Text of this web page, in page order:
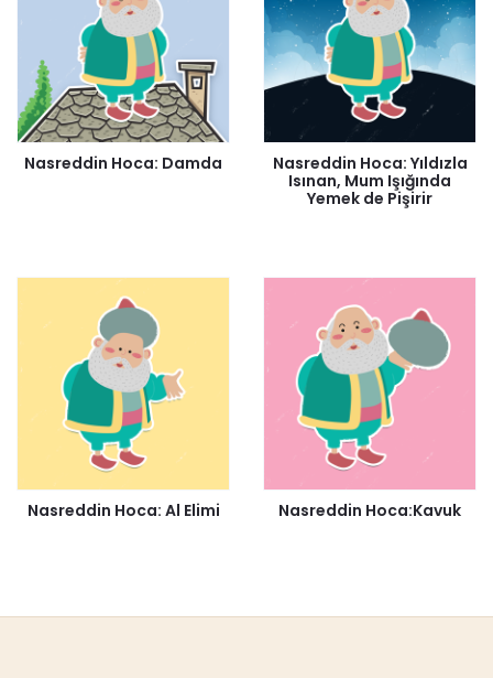
Nasreddin Hoca: Damda
Nasreddin Hoca: Yıldızla
Isınan, Mum Işığında
Yemek de Pişirir
Nasreddin Hoca: Al Elimi Nasreddin Hoca:Kavuk